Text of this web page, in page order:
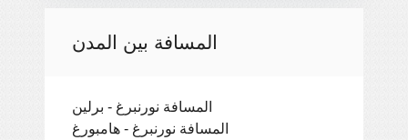
المسافة بين المدن
المسافة نورنبرغ - برلين
المسافة نورنبرغ - هامبورغ